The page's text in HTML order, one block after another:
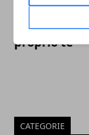
Come
della dieta
proprio te
CATEGORIE